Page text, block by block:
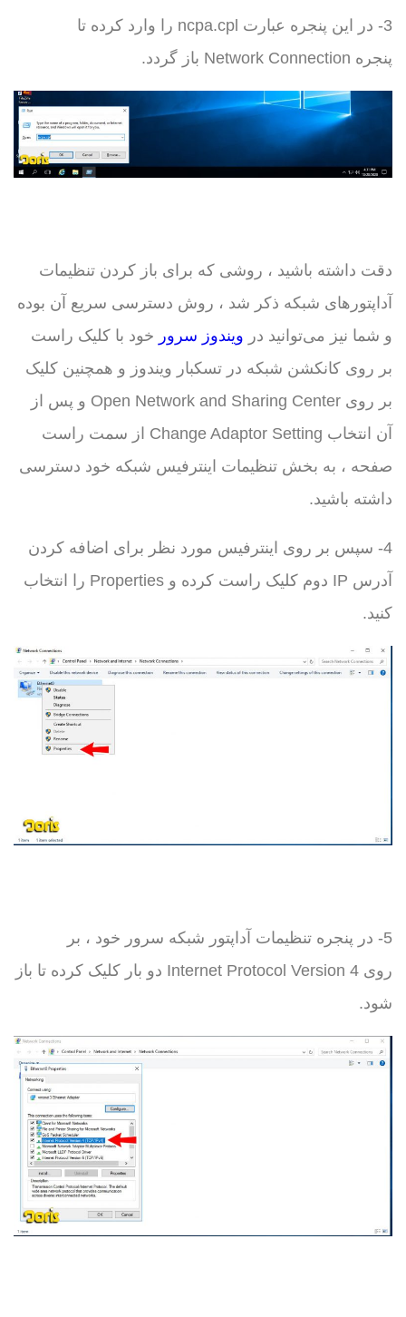
3- در این پنجره عبارت ncpa.cpl را وارد کرده تا
پنجره Network Connection باز گردد.
دقت داشته باشید ، روشی که برای باز کردن تنظیمات
آداپتورهای شبکه ذکر شد ، روش دسترسی سریع آن بوده
و شما نیز می‌توانید در ویندوز سرور خود با کلیک راست
بر روی کانکشن شبکه در تسکبار ویندوز و همچنین کلیک
بر روی Open Network and Sharing Center و پس از
آن انتخاب Change Adaptor Setting از سمت راست
صفحه ، به بخش تنظیمات اینترفیس شبکه خود دسترسی
داشته باشید.
4- سپس بر روی اینترفیس مورد نظر برای اضافه کردن
آدرس IP دوم کلیک راست کرده و Properties را انتخاب
کنید.
5- در پنجره تنظیمات آداپتور شبکه سرور خود ، بر
روی Internet Protocol Version 4 دو بار کلیک کرده تا باز
شود.